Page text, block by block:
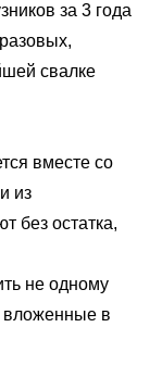
за 3 года
свалке
вместе со
из
без остатка,
не одному
вложенные в